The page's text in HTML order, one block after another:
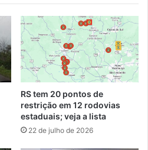
RS tem 20 pontos de
restrição em 12 rodovias
estaduais; veja a lista
22 de julho de 2026